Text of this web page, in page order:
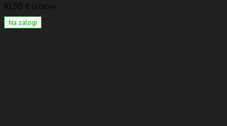
10,50 € (z DDV)
Na zalogi